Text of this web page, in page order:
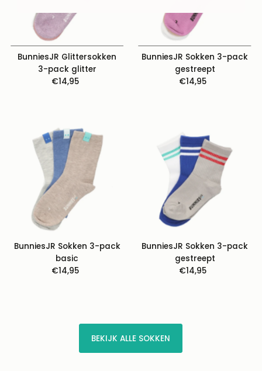
BunniesJR Glittersokken
3-pack glitter
Normale
€14,95
BunniesJR Sokken 3-pack
gestreept
Normale
€14,95
BunniesJR Sokken 3-pack
basic
Normale
€14,95
BunniesJR Sokken 3-pack
gestreept
Normale
€14,95
BEKIJK ALLE SOKKEN